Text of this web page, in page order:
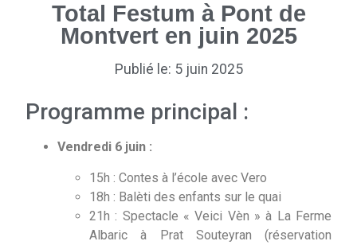
Total Festum à Pont de
Montvert en juin 2025
Publié le: 5 juin 2025
Programme principal :
Vendredi 6 juin :
15h : Contes à l’école avec Vero
18h : Balèti des enfants sur le quai
21h : Spectacle « Veici Vèn » à La Ferme
Albaric à Prat Souteyran (réservation